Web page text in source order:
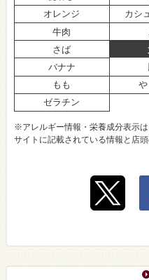
オレンジ
カシ
牛肉
さば
バナナ
もも
や
ゼラチン
※アレルギー情報・栄養成分表示
サイトに記載されている情報と店